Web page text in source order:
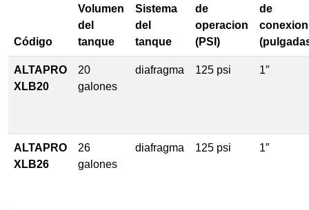
Código
Volumen
del
tanque
Sistema
del
tanque
de
operacion
(PSI)
de
conexion
ALTAPRO
XLB20
20
galones
diafragma 125 psi 1″
ALTAPRO
XLB26
26
galones
diafragma 125 psi 1″